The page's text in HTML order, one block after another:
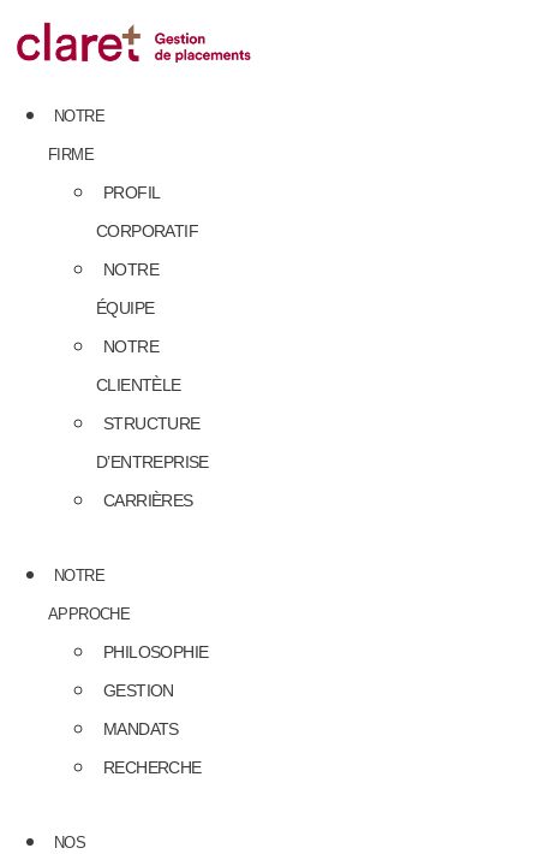
to
content
NOTRE
FIRME
PROFIL
CORPORATIF
NOTRE
ÉQUIPE
NOTRE
CLIENTÈLE
STRUCTURE
D’ENTREPRISE
CARRIÈRES
NOTRE
APPROCHE
PHILOSOPHIE
GESTION
MANDATS
RECHERCHE
NOS